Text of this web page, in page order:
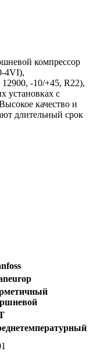
компрессор
4VI),
-10/+45, R22),
установках с
качество и
длительный срок